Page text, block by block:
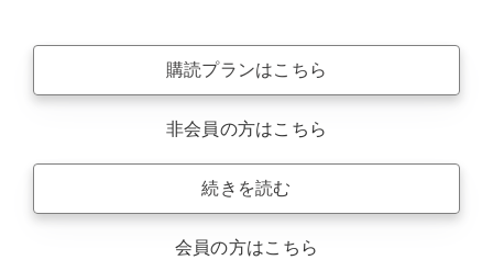
購読プランはこちら
非会員の方はこちら
続きを読む
会員の方はこちら